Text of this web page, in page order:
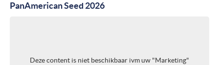
PanAmerican Seed 2026
Deze content is niet beschikbaar ivm uw "Marketing"